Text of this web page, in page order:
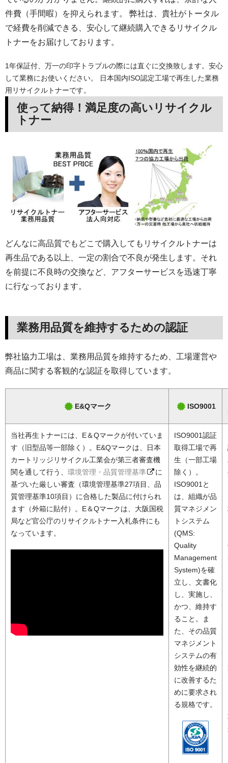
件費（手間暇）を抑えられます。 弊社は、貴社がトータル
で経費を削減できる、安心して継続購入できるリサイクル
トナーをお届けしております。
1年保証付、万一の印字トラブルの際には直ぐに交換致します。安心
して業務にお使いください。 日本国内ISO認定工場で再生した業務
用リサイクルトナーです。
使って納得！満足度の高いリサイクル
トナー
どんなに高品質でもどこで購入してもリサイクルトナーは
再生品である以上、一定の割合で不良が発生します。それ
を前提に不良時の交換など、アフターサービスを迅速丁寧
に行なっております。
業務用品質を維持するための認証
弊社協力工場は、業務用品質を維持するため、工場運営や
商品に関する客観的な認証を取得しています。
E&Qマーク ISO9001
当社再生トナーには、E＆Qマークが付いていま
す（旧型品等一部除く）。E&Qマークは、日本
カートリッジリサイクル工業会が第三者審査機
関を通して行う、 環境管理・品質管理基準
に
基づいた厳しい審査（環境管理基準27項目、品
質管理基準10項目）に合格した製品に付けられ
ます（外箱に貼付）。E＆Qマークは、大阪国税
局など官公庁のリサイクルトナー入札条件にも
なっています。
ISO9001認証
取得工場で再
生（一部工場
除く）。
ISO9001と
は、組織が品
質マネジメン
トシステム
(QMS:
Quality
Management
System)を確
立し、文書化
し、実施し、
かつ、維持す
ること。ま
た、その品質
マネジメント
システムの有
効性を継続的
に改善するた
めに要求され
る規格です。